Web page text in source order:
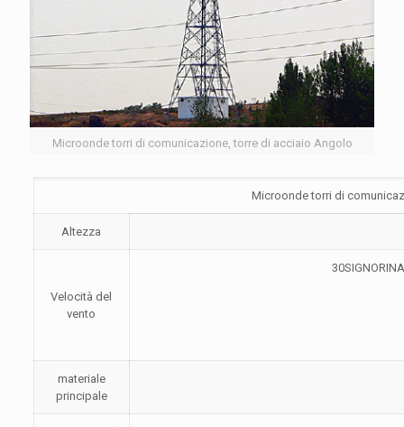
Microonde torri di comunicazione, torre di acciaio Angolo
Microonde torri di
Altezza
Velocità del
vento
materiale
principale